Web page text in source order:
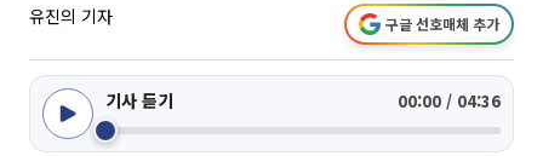
유진의 기자 구글 선호매체 추가
기사 듣기 00:00 / 04:36